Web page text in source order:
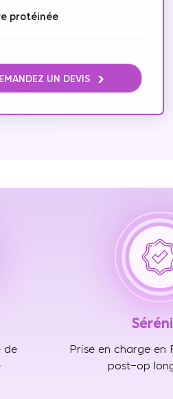
protéinée
UN DEVIS
de
Prise en charge en
post-op